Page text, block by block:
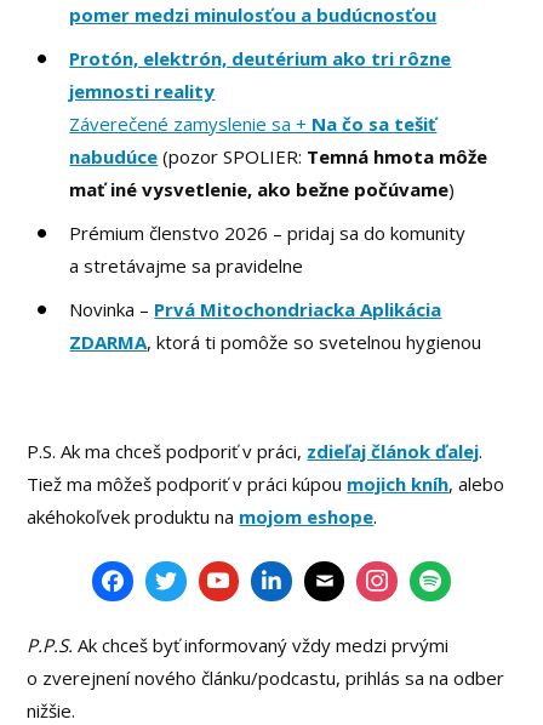
pomer medzi minulosťou a budúcnosťou
Protón, elektrón, deutérium ako tri rôzne
jemnosti reality
Záverečené zamyslenie sa + Na čo sa tešiť
nabudúce (pozor SPOLIER: Temná hmota môže
mať iné vysvetlenie, ako bežne počúvame)
Prémium členstvo 2026 – pridaj sa do komunity
a stretávajme sa pravidelne
Novinka – Prvá Mitochondriacka Aplikácia
ZDARMA, ktorá ti pomôže so svetelnou hygienou
P.S. Ak ma chceš podporiť v práci, zdieľaj článok ďalej.
Tiež ma môžeš podporiť v práci kúpou mojich kníh, alebo
akéhokoľvek produktu na mojom eshope.
P.P.S.Ak chceš byť informovaný vždy medzi prvými
o zverejnení nového článku/podcastu, prihlás sa na odber
nižšie.